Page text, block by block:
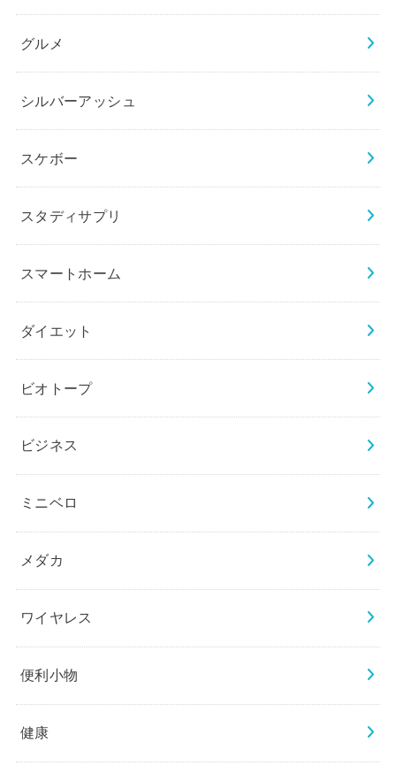
グルメ
シルバーアッシュ
スケボー
スタディサプリ
スマートホーム
ダイエット
ビオトープ
ビジネス
ミニベロ
メダカ
ワイヤレス
便利小物
健康